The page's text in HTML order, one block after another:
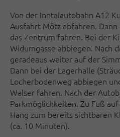
Von der Inntalautobahn A12
Ausfahrt Mötz abfahren. Dann
das Zentrum fahren. Bei der
Widumgasse abbiegen. Nach
geradeaus weiter auf der
Dann bei der Lagerhalle
Locherbodenweg abbiegen
Walser fahren. Nach der
Parkmöglichkeiten. Zu Fuß
Hang zum bereits sichtbaren
(ca. 10 Minuten).